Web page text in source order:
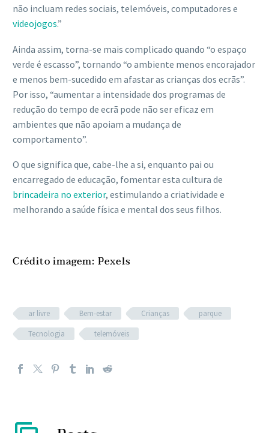
não incluam redes sociais, telemóveis, computadores e
videojogos.”
Ainda assim, torna-se mais complicado quando “o espaço
verde é escasso”, tornando “o ambiente menos encorajador
e menos bem-sucedido em afastar as crianças dos ecrãs”.
Por isso, “aumentar a intensidade dos programas de
redução do tempo de ecrã pode não ser eficaz em
ambientes que não apoiam a mudança de
comportamento”.
O que significa que, cabe-lhe a si, enquanto pai ou
encarregado de educação, fomentar esta cultura de
brincadeira no exterior, estimulando a criatividade e
melhorando a saúde física e mental dos seus filhos.
Crédito imagem: Pexels
ar livre Bem-estar Crianças
parque
Tecnologia
telemóveis